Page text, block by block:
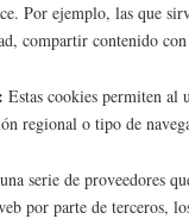
Por ejemplo, las que
compartir contenido con
Estas cookies permiten al
regional o tipo de
serie de proveedores
por parte de terceros,